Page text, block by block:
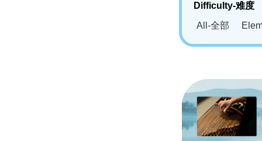
Difficulty-难度
All-全部